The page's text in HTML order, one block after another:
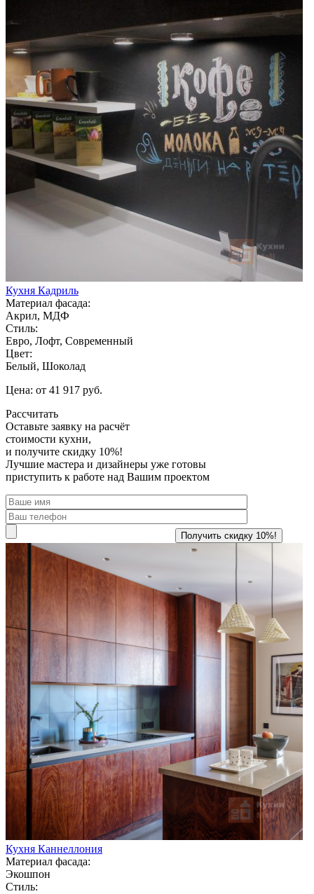
Кухня Кадриль
Материал фасада:
Акрил, МДФ
Стиль:
Евро, Лофт, Современный
Цвет:
Белый, Шоколад
Цена: от 41 917 руб.
Рассчитать
Оставьте заявку на расчёт
стоимости кухни,
и получите скидку 10%!
Лучшие мастера и дизайнеры уже готовы
приступить к работе над Вашим проектом
Кухня Каннеллония
Материал фасада:
Экошпон
Стиль: